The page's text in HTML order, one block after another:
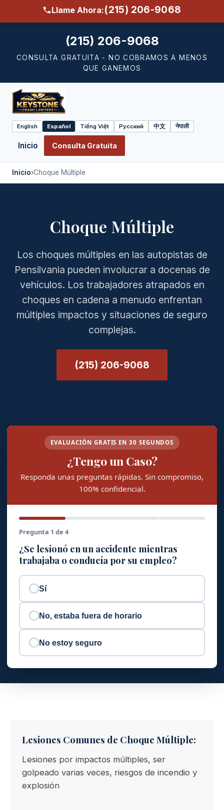
Llame Ahora:(215) 206-9068
(215) 206-9068
CONSULTA GRATUITA - NO COBRAMOS A MENOS
QUE GANEMOS
Select
language
English Español Tiếng Việt Русский 中文 नेपाली
Inicio Consulta Gratuita
Inicio›Choque Múltiple
Choque Múltiple
Los choques múltiples en las autopistas de
Pensilvania pueden involucrar a docenas de
vehículos. Los trabajadores atrapados en
choques en cadena a menudo enfrentan
múltiples impactos y situaciones de seguro
complejas.
(215) 206-9068
EVALUACIÓN GRATIS EN 30 SEGUNDOS
¿Tengo un Caso?
Responda unas preguntas rápidas. Sin compromiso,
100% confidencial.
Pregunta 1 de 4
¿Se lesionó en un accidente mientras
trabajaba o conducía por su empleo?
Sí
No, estaba fuera de horario
No estoy seguro
Lesiones Comunes de Choque Múltiple:
Lesiones por impactos múltiples, ser
golpeado varias veces, riesgos de incendio y
explosión